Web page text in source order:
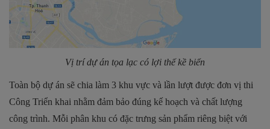
Vị trí dự án tọa lạc có lợi thế kề biển
Toàn bộ dự án sẽ chia làm 3 khu vực và lần lượt được đơn vị thi
Công Triển khai nhằm đảm bảo đúng kế hoạch và chất lượng
công trình. Mỗi phân khu có đặc trưng sản phẩm riêng biệt với